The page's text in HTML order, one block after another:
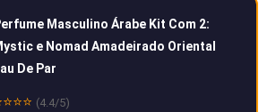
Masculino Árabe Kit Com 2:
e Nomad Amadeirado Oriental
De Par
(4.4/5)